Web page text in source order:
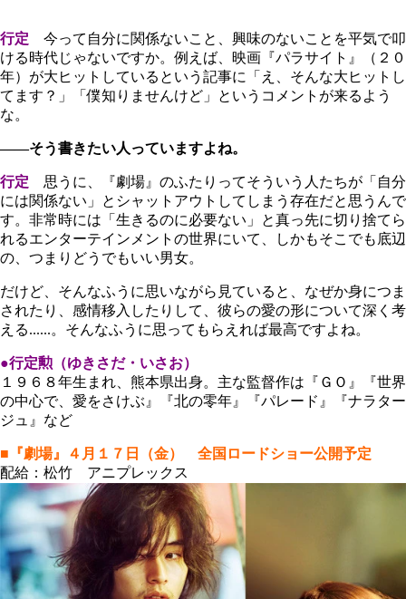
行定 今って自分に関係ないこと、興味のないことを平気で叩
ける時代じゃないですか。例えば、映画『パラサイト』（２０
年）が大ヒットしているという記事に「え、そんな大ヒットし
てます？」「僕知りませんけど」というコメントが来るよう
な。
――そう書きたい人っていますよね。
行定 思うに、『劇場』のふたりってそういう人たちが「自分
には関係ない」とシャットアウトしてしまう存在だと思うんで
す。非常時には「生きるのに必要ない」と真っ先に切り捨てら
れるエンターテインメントの世界にいて、しかもそこでも底辺
の、つまりどうでもいい男女。
だけど、そんなふうに思いながら見ていると、なぜか身につま
されたり、感情移入したりして、彼らの愛の形について深く考
える......。そんなふうに思ってもらえれば最高ですよね。
●行定勲（ゆきさだ・いさお）
１９６８年生まれ、熊本県出身。主な監督作は『ＧＯ』『世界
の中心で、愛をさけぶ』『北の零年』『パレード』『ナラター
ジュ』など
■『劇場』４月１７日（金） 全国ロードショー公開予定
配給：松竹 アニプレックス